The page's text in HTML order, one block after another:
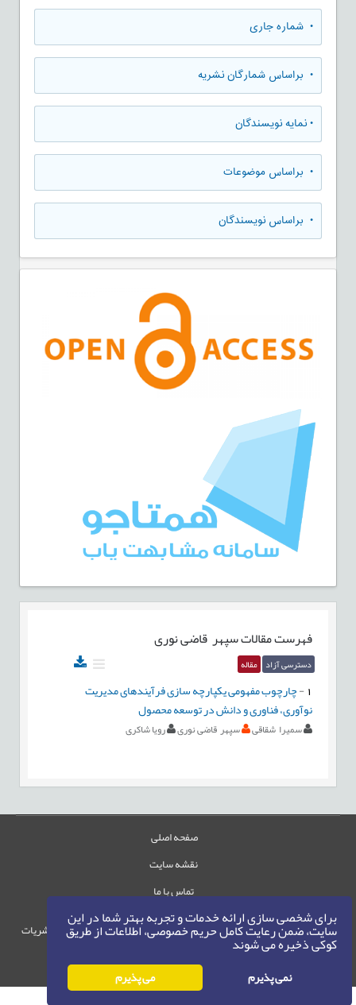
برای شخصی سازی ارائه خدمات و تجربه بهتر شما در این
سایت، ضمن رعایت کامل حریم خصوصی، اطلاعات از طریق
کوکی ذخیره می شوند
نمی پذیرم می پذیرم
• شماره جاری
• براساس شمارگان نشریه
•نمایه نویسندگان
• براساس موضوعات
• براساس نویسندگان
فهرست مقالاتسپهر قاضی نوری
دسترسی آزاد مقاله
-چارچوب مفهومی یکپارچه سازی فرآیندهای مدیریت
نوآوری، فناوری و دانش در توسعه محصول
سمیرا شقاقی سپهر قاضی نوری رویا شاکری
صفحه اصلی
نقشه سایت
تماس با ما
حقوق این وب‌سایت متعلق به سامانه مدیریت نشریات
حق نشر 1405-1396